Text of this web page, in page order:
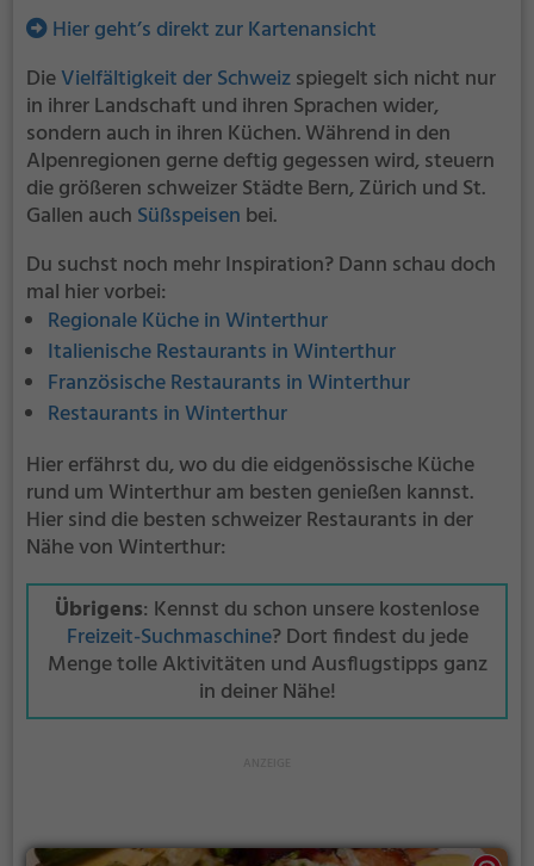
Hier geht’s direkt zur Kartenansicht
DieVielfältigkeit der Schweizspiegelt sich nicht nur
in ihrer Landschaft und ihren Sprachen wider,
sondern auch in ihren Küchen. Während in den
Alpenregionen gerne deftig gegessen wird, steuern
die größeren schweizer Städte Bern, Zürich und St.
Gallen auch Süßspeisen bei.
Du suchst noch mehr Inspiration? Dann schau doch
mal hier vorbei:
Regionale Küche in Winterthur
Italienische Restaurants in Winterthur
Französische Restaurants in Winterthur
Restaurants in Winterthur
Hier erfährst du, wo du die eidgenössische Küche
rund um Winterthur am besten genießen kannst.
Hier sind die besten schweizer Restaurants in der
Nähe von Winterthur:
Übrigens: Kennst du schon unsere kostenlose
Freizeit-Suchmaschine? Dort findest du jede
Menge tolle Aktivitäten und Ausflugstipps ganz
in deiner Nähe!